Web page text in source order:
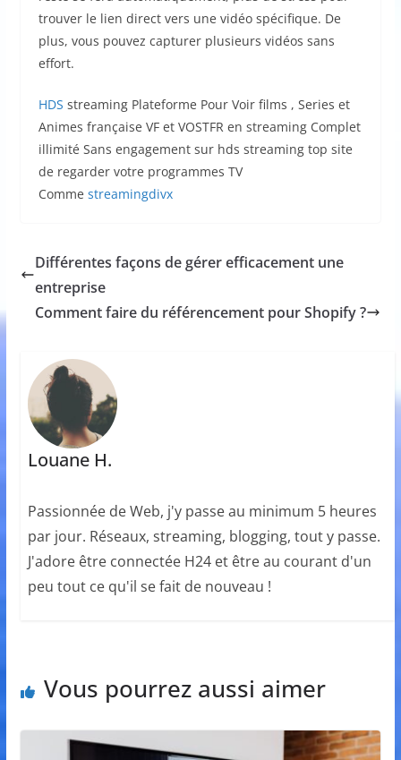
trouver le lien direct vers une vidéo spécifique. De
plus, vous pouvez capturer plusieurs vidéos sans
effort.
HDS streaming Plateforme Pour Voir films , Series et
Animes française VF et VOSTFR en streaming Complet
illimité Sans engagement sur hds streaming top site
de regarder votre programmes TV
Comme streamingdivx
Différentes façons de gérer efficacement une
entreprise
Comment faire du référencement pour Shopify ?
Louane H.
Passionnée de Web, j'y passe au minimum 5 heures
par jour. Réseaux, streaming, blogging, tout y passe.
J'adore être connectée H24 et être au courant d'un
peu tout ce qu'il se fait de nouveau !
Vous pourrez aussi aimer